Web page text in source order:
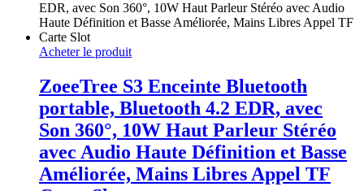
Acheter le produit
ZoeeTree S3 Enceinte Bluetooth
portable, Bluetooth 4.2 EDR, avec
Son 360°, 10W Haut Parleur Stéréo
avec Audio Haute Définition et Basse
Améliorée, Mains Libres Appel TF